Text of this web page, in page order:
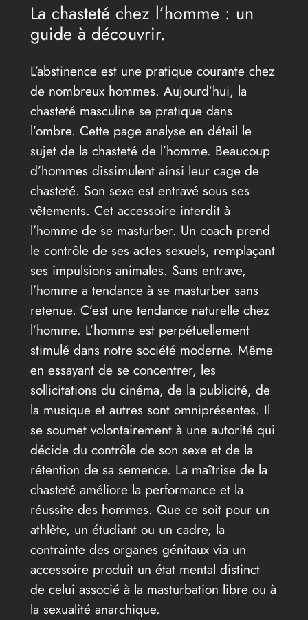
La chasteté chez l’homme : un
guide à découvrir.
L’abstinence est une pratique courante chez
de nombreux hommes. Aujourd’hui, la
chasteté masculine se pratique dans
l’ombre. Cette page analyse en détail le
sujet de la chasteté de l’homme. Beaucoup
d’hommes dissimulent ainsi leur cage de
chasteté. Son sexe est entravé sous ses
vêtements. Cet accessoire interdit à
l’homme de se masturber. Un coach prend
le contrôle de ses actes sexuels, remplaçant
ses impulsions animales. Sans entrave,
l’homme a tendance à se masturber sans
retenue. C’est une tendance naturelle chez
l’homme. L’homme est perpétuellement
stimulé dans notre société moderne. Même
en essayant de se concentrer, les
sollicitations du cinéma, de la publicité, de
la musique et autres sont omniprésentes. Il
se soumet volontairement à une autorité qui
décide du contrôle de son sexe et de la
rétention de sa semence. La maîtrise de la
chasteté améliore la performance et la
réussite des hommes. Que ce soit pour un
athlète, un étudiant ou un cadre, la
contrainte des organes génitaux via un
accessoire produit un état mental distinct
de celui associé à la masturbation libre ou à
la sexualité anarchique.